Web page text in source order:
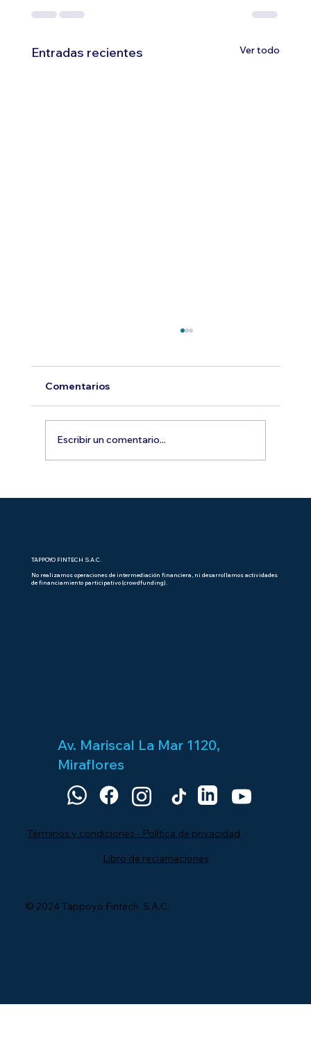
Entradas recientes Ver todo
Comentarios
Escribir un comentario...
TAPPOYO FINTECH S.A.C.
No realizamos operaciones de intermediación financiera, ni desarrollamos actividades
de financiamiento participativo (crowdfunding).
© 2024 Tappoyo Fintech S.A.C.
Av. Mariscal La Mar 1120,
Miraflores
Términos y condiciones - Política de privacidad
Libro de reclamaciones